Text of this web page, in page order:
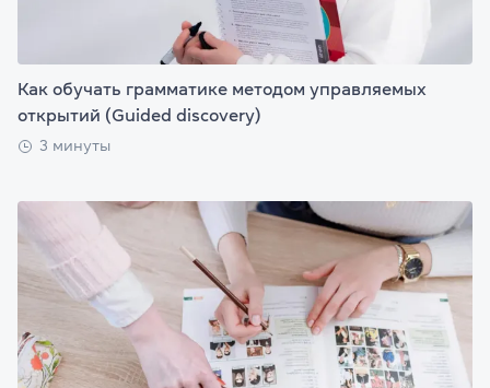
Как обучать грамматике методом управляемых
открытий (Guided discovery)
3 минуты